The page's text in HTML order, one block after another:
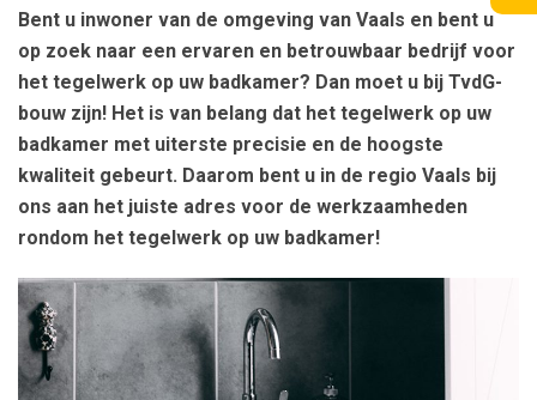
Bent u inwoner van de omgeving van Vaals en bent u
op zoek naar een ervaren en betrouwbaar bedrijf voor
het tegelwerk op uw badkamer? Dan moet u bij TvdG-
bouw zijn! Het is van belang dat het tegelwerk op uw
badkamer met uiterste precisie en de hoogste
kwaliteit gebeurt. Daarom bent u in de regio Vaals bij
ons aan het juiste adres voor de werkzaamheden
rondom het tegelwerk op uw badkamer!